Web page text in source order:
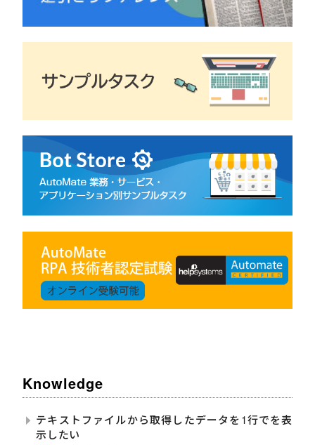
Knowledge
テキストファイルから取得したデータを1行でを表
示したい